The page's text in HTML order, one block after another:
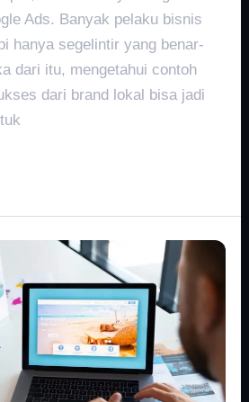
Ads. Banyak pelaku bisnis
hanya segelintir yang benar-
dari itu, mengetahui contoh
dari brand lokal bisa jadi